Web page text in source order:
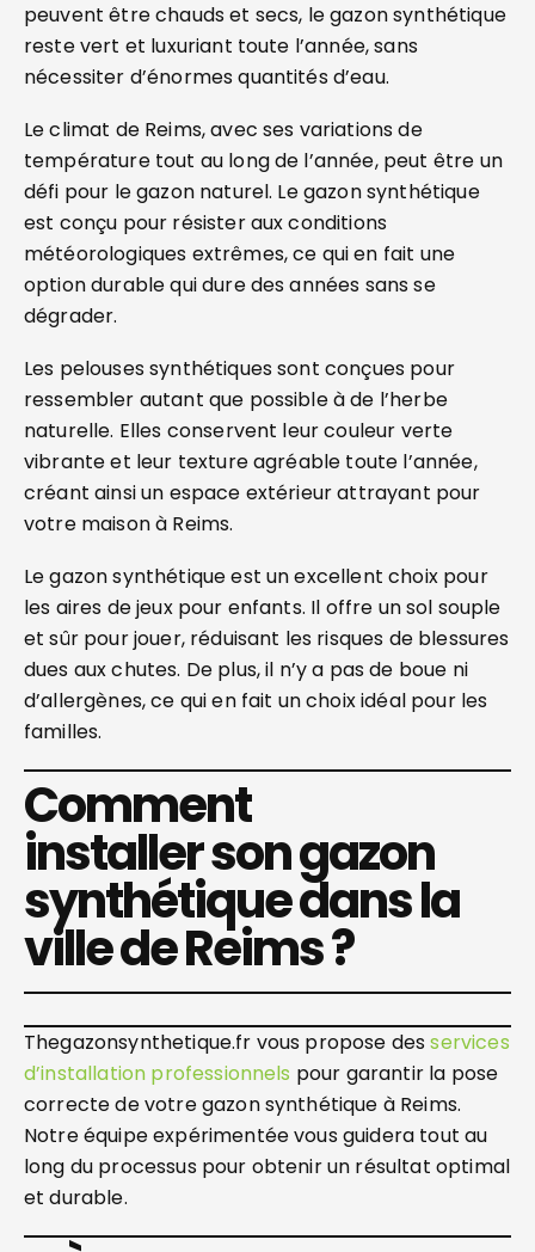
peuvent être chauds et secs, le gazon synthétique
reste vert et luxuriant toute l’année, sans
nécessiter d’énormes quantités d’eau.
Le climat de Reims, avec ses variations de
température tout au long de l’année, peut être un
défi pour le gazon naturel. Le gazon synthétique
est conçu pour résister aux conditions
météorologiques extrêmes, ce qui en fait une
option durable qui dure des années sans se
dégrader.
Les pelouses synthétiques sont conçues pour
ressembler autant que possible à de l’herbe
naturelle. Elles conservent leur couleur verte
vibrante et leur texture agréable toute l’année,
créant ainsi un espace extérieur attrayant pour
votre maison à Reims.
Le gazon synthétique est un excellent choix pour
les aires de jeux pour enfants. Il offre un sol souple
et sûr pour jouer, réduisant les risques de blessures
dues aux chutes. De plus, il n’y a pas de boue ni
d’allergènes, ce qui en fait un choix idéal pour les
familles.
Comment
installer son gazon
synthétique dans la
ville de Reims ?
Thegazonsynthetique.fr vous propose desservices
d’installation professionnels pour garantir la pose
correcte de votre gazon synthétique à Reims.
Notre équipe expérimentée vous guidera tout au
long du processus pour obtenir un résultat optimal
et durable.